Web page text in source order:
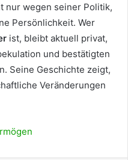
nur wegen seiner Politik,
Persönlichkeit. Wer
ist, bleibt aktuell privat,
und bestätigten
Seine Geschichte zeigt,
Veränderungen